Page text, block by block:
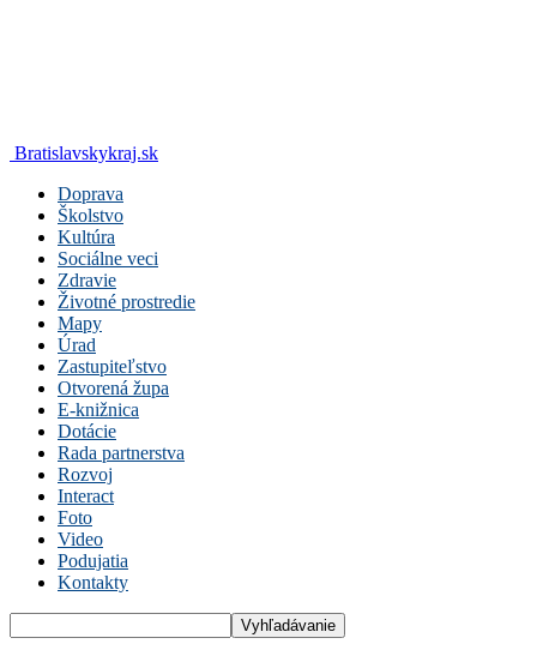
Bratislavskykraj.sk
Doprava
Školstvo
Kultúra
Sociálne veci
Zdravie
Životné prostredie
Mapy
Úrad
Zastupiteľstvo
Otvorená župa
E-knižnica
Dotácie
Rada partnerstva
Rozvoj
Interact
Foto
Video
Podujatia
Kontakty